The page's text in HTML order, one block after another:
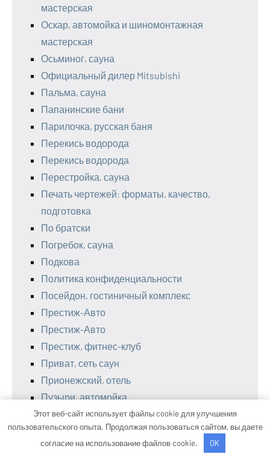
мастерская
Оскар, автомойка и шиномонтажная
мастерская
Осьминог, сауна
Официальный дилер Mitsubishi
Пальма, сауна
Папанинские бани
Парилочка, русская баня
Перекись водорода
Перекись водорода
Перестройка, сауна
Печать чертежей: форматы, качество,
подготовка
По братски
Погребок, сауна
Подкова
Политика конфиденциальности
Посейдон, гостиничный комплекс
Престиж-Авто
Престиж-Авто
Престиж, фитнес-клуб
Приват, сеть саун
Прионежский, отель
Пузыри, автомойка
Пятница, сауна
Развал-схождение
Развал-схождение
Этот веб-сайт использует файлы cookie для улучшения
пользовательского опыта. Продолжая пользоваться сайтом, вы даете
согласие на использование файлов cookie.
OK